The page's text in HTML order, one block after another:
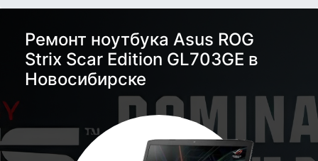
Ремонт ноутбука Asus ROG
Strix Scar Edition GL703GE в
Новосибирске